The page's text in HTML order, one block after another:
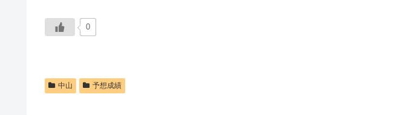
0
中山 予想成績